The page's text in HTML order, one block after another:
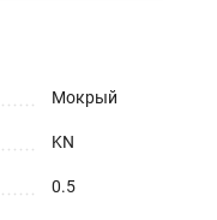
Мокрый
KN
0.5